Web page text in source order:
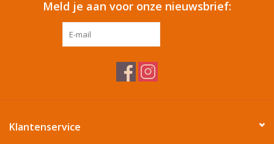
Meld je aan voor onze nieuwsbrief:
Klantenservice